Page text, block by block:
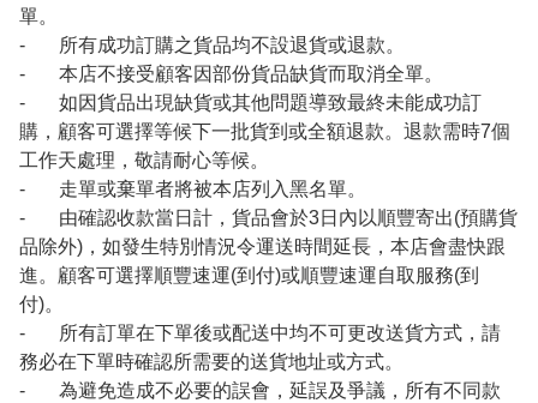
單。
- 所有成功訂購之貨品均不設退貨或退款。
- 本店不接受顧客因部份貨品缺貨而取消全單。
- 如因貨品出現缺貨或其他問題導致最終未能成功訂
購，顧客可選擇等候下一批貨到或全額退款。退款需時7個
工作天處理，敬請耐心等候。
- 走單或棄單者將被本店列入黑名單。
- 由確認收款當日計，貨品會於3日內以順豐寄出(預購貨
品除外)，如發生特別情況令運送時間延長，本店會盡快跟
進。顧客可選擇順豐速運(到付)或順豐速運自取服務(到
付)。
- 所有訂單在下單後或配送中均不可更改送貨方式，請
務必在下單時確認所需要的送貨地址或方式。
- 為避免造成不必要的誤會，延誤及爭議，所有不同款